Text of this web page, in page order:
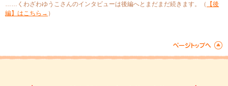
……くわざわゆうこさんのインタビューは後編へとまだまだ続きます。（
【後
編】はこちら→ ）